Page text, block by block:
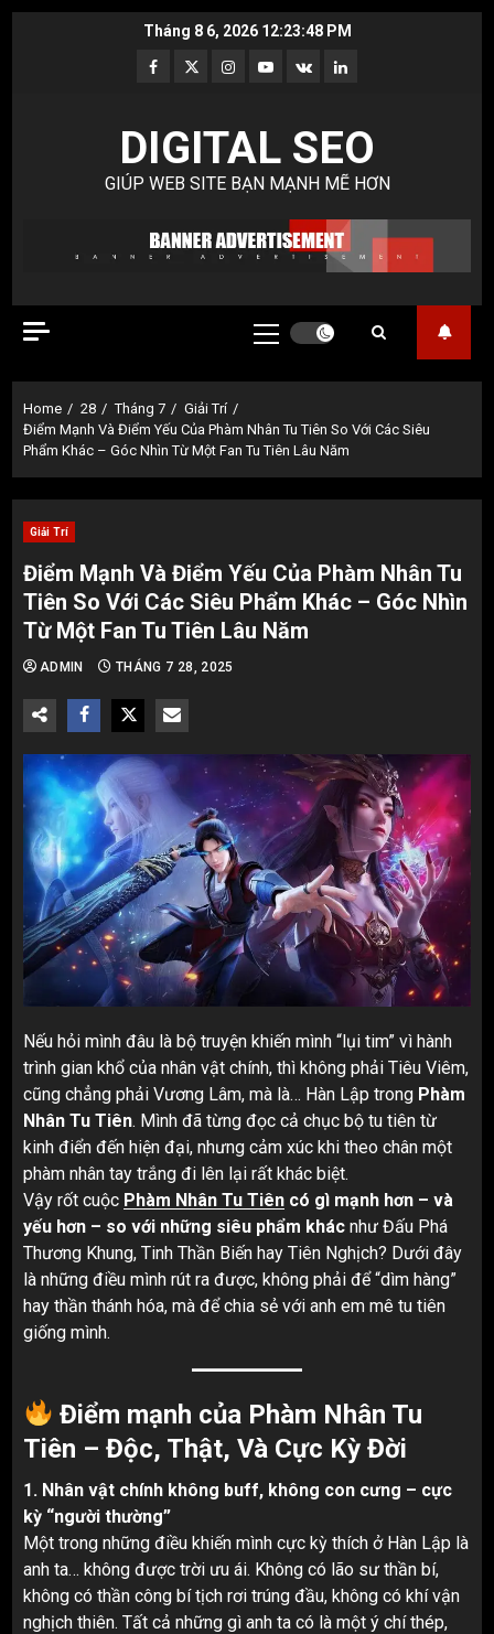
Tháng 8 6, 2026 12:23:49 PM
Facebook
TwitterInstagram
Youtube
VK LinkedIn
DIGITAL SEO
GIÚP WEB SITE BẠN MẠNH MẼ HƠN
Primary
Home 28 Tháng 7
Giải Trí
Điểm Mạnh Và Điểm Yếu Của Phàm Nhân Tu Tiên So Với Các Siêu
Phẩm Khác – Góc Nhìn Từ Một Fan Tu Tiên Lâu Năm
Giải Trí
Điểm Mạnh Và Điểm Yếu Của Phàm Nhân Tu
Tiên So Với Các Siêu Phẩm Khác – Góc Nhìn
Từ Một Fan Tu Tiên Lâu Năm
ADMIN THÁNG 7 28, 2025
Nếu hỏi mình đâu là bộ truyện khiến mình “lụi tim” vì hành
trình gian khổ của nhân vật chính, thì không phải Tiêu Viêm,
cũng chẳng phải Vương Lâm, mà là… Hàn Lập trong Phàm
Nhân Tu Tiên. Mình đã từng đọc cả chục bộ tu tiên từ
kinh điển đến hiện đại, nhưng cảm xúc khi theo chân một
phàm nhân tay trắng đi lên lại rất khác biệt.
Vậy rốt cuộc Phàm Nhân Tu Tiên có gì mạnh hơn – và
yếu hơn – so với những siêu phẩm khác như Đấu Phá
Thương Khung, Tinh Thần Biến hay Tiên Nghịch? Dưới đây
là những điều mình rút ra được, không phải để “dìm hàng”
hay thần thánh hóa, mà để chia sẻ với anh em mê tu tiên
giống mình.
Điểm mạnh của Phàm Nhân Tu
Tiên – Độc, Thật, Và Cực Kỳ Đời
1. Nhân vật chính không buff, không con cưng – cực
kỳ “người thường”
Một trong những điều khiến mình cực kỳ thích ở Hàn Lập là
anh ta… không được trời ưu ái. Không có lão sư thần bí,
không có thần công bí tịch rơi trúng đầu, không có khí vận
nghịch thiên. Tất cả những gì anh ta có là một ý chí thép,